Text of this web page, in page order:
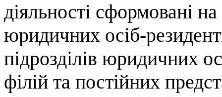
діяльності сформовані на
юридичних осіб-
підрозділів юридичних
філій та постійних